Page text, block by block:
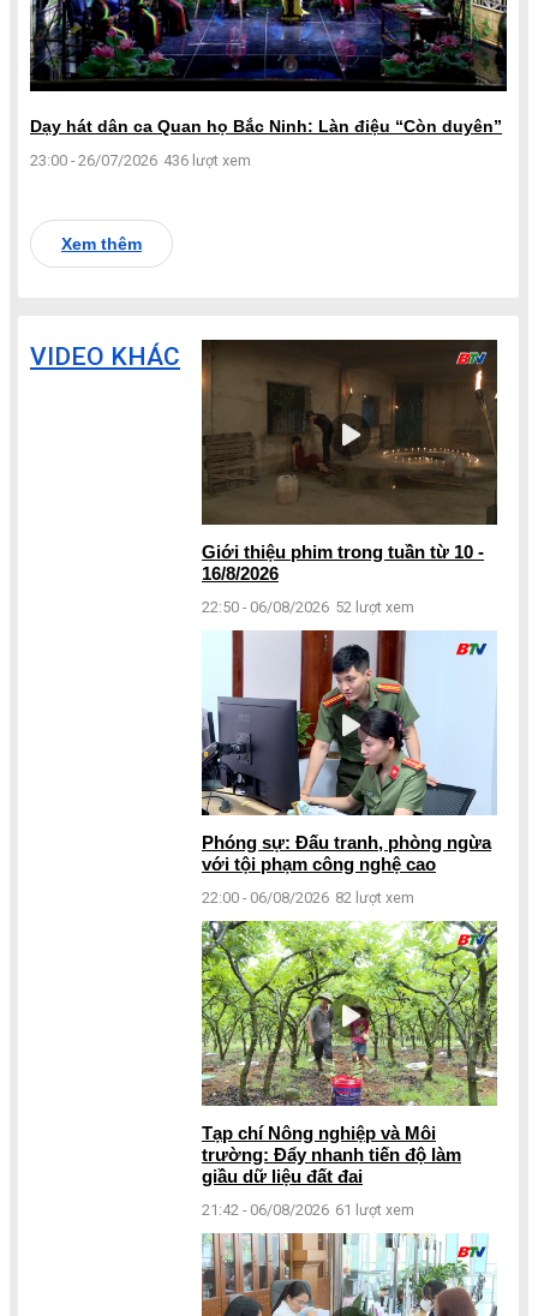
Dạy hát dân ca Quan họ Bắc Ninh: Làn điệu “Còn duyên”
23:00 - 26/07/2026 436 lượt xem
Xem thêm
VIDEO KHÁC
Giới thiệu phim trong tuần từ 10 -
16/8/2026
22:50 - 06/08/2026 52 lượt xem
Phóng sự: Đấu tranh, phòng ngừa
với tội phạm công nghệ cao
22:00 - 06/08/2026 82 lượt xem
Tạp chí Nông nghiệp và Môi
trường: Đẩy nhanh tiến độ làm
giầu dữ liệu đất đai
21:42 - 06/08/2026 61 lượt xem